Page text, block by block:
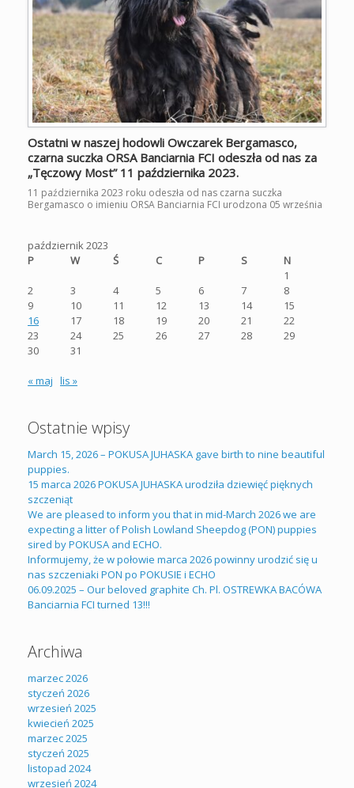
Ostatni w naszej hodowli Owczarek Bergamasco,
czarna suczka ORSA Banciarnia FCI odeszła od nas za
„Tęczowy Most” 11 października 2023.
11 października 2023 roku odeszła od nas czarna suczka
Bergamasco o imieniu ORSA Banciarnia FCI urodzona 05 września
naszej hodowli i zarazem trzecim pokoleniem tej niezwykłej rasy
urodzonym u nas. Była piękną i kochaną towarzyszką […]
październik 2023
P
W Ś C P S
N
1
2
3 4 5 6 7
8
9
10 11 12 13 14
15
16
17 18 19 20 21
22
23
24 25 26 27 28
29
30
31
« maj lis »
Ostatnie wpisy
March 15, 2026 – POKUSA JUHASKA gave birth to nine beautiful
puppies.
15 marca 2026 POKUSA JUHASKA urodziła dziewięć pięknych
szczeniąt
We are pleased to inform you that in mid-March 2026 we are
expecting a litter of Polish Lowland Sheepdog (PON) puppies
sired by POKUSA and ECHO.
Informujemy, że w połowie marca 2026 powinny urodzić się u
nas szczeniaki PON po POKUSIE i ECHO
06.09.2025 – Our beloved graphite Ch. Pl. OSTREWKA BACÓWA
Banciarnia FCI turned 13!!!
Archiwa
marzec 2026
styczeń 2026
wrzesień 2025
kwiecień 2025
marzec 2025
styczeń 2025
listopad 2024
wrzesień 2024